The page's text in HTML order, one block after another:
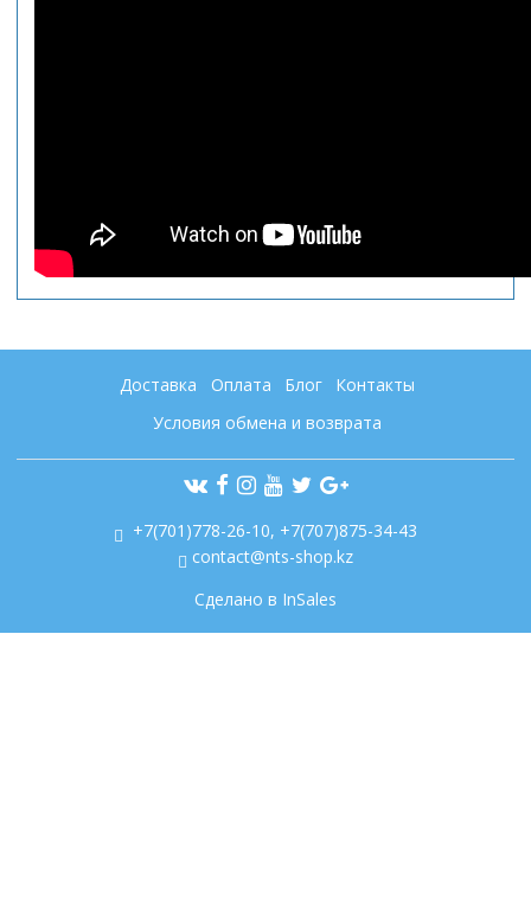
Доставка Оплата Блог
Контакты
Условия обмена и возврата
+7(701)778-26-10, +7(707)875-34-43
contact@nts-shop.kz
Сделано в InSales